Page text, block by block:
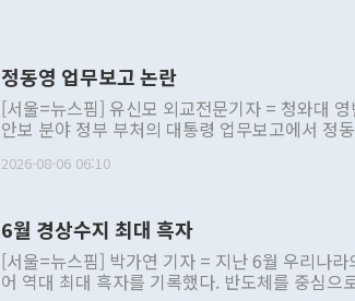
정동영 업무보고 논란
[서울=뉴스핌] 유신모 외교전문기자 = 청와대 영
안보 분야 정부 부처의 대통령 업무보고에서 정
발언 중에는 정부 내 조율을 거치지 않은 사안을
주의적 희망에 근거한 비현실적 구상'이라는 비판
관의 대북 정책 관련 발언이 물의를 빚은 적은 여
관 부처 장관이 공개적으로 부정적 입장을 표명
관의 무리한 대북 접근법과 월권을 제어해야 한
2026-08-06 06:10
6월 경상수지 최대 흑자
[서울=뉴스핌] 박가연 기자 = 지난 6월 우리나라
어 역대 최대 흑자를 기록했다. 반도체를 중심으